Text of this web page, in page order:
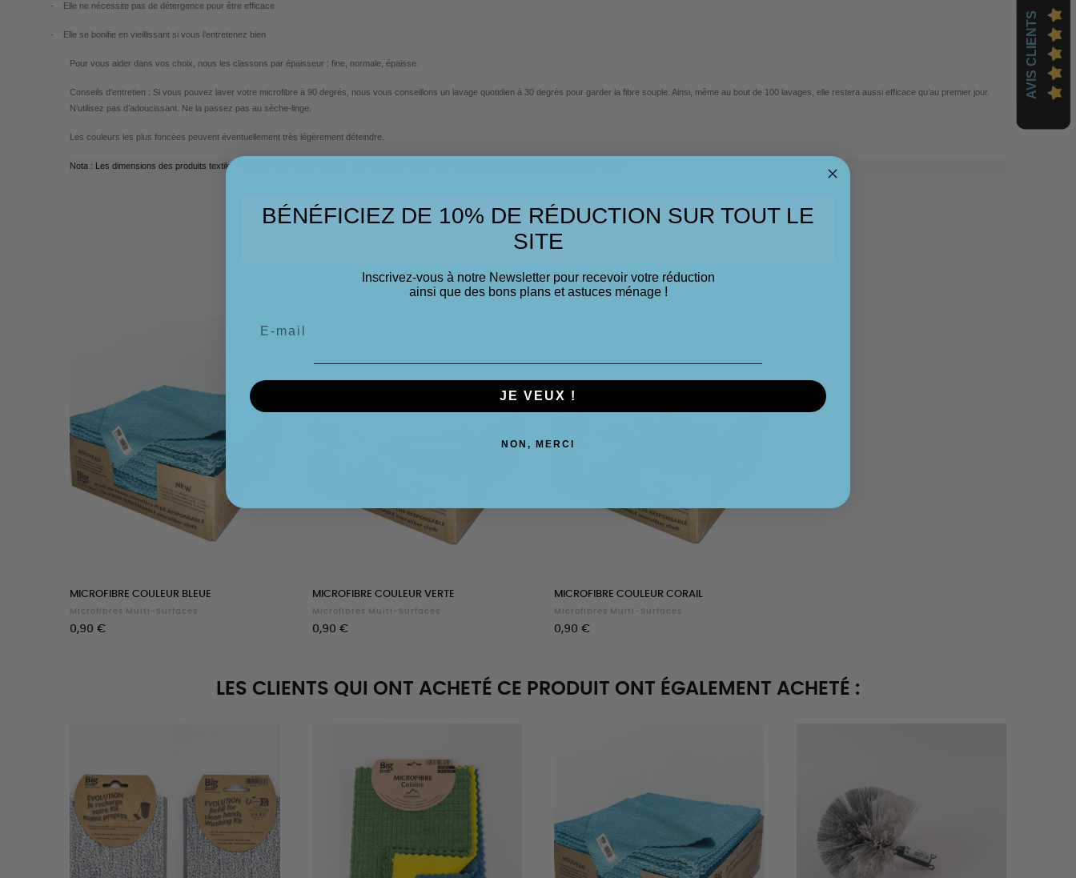
- Elle ne nécessite pas de détergence pour être efficace
- Elle se bonifie en vieillissant si vous l’entretenez bien
Pour vous aider dans vos choix, nous les classons par épaisseur : fine, normale, épaisse.
Conseils d’entretien : Si vous pouvez laver votre microfibre à 90 degrés, nous vous conseillons un lavage quotidien à 30 degrés pour garder la fibre souple. Ainsi, même au bout de 100 lavages, elle restera aussi efficace qu’au premier jour.
N’utilisez pas d’adoucissant. Ne la passez pas au sèche-linge.
Les couleurs les plus foncées peuvent éventuellement très légèrement déteindre.
Nota : Les dimensions des produits textiles sont données à titre indicatif. Elles peuvent légèrement varier compte tenu de la propriété des tissus.
Vous pourriez aussi aimer
MICROFIBRE COULEUR BLEUE
Microfibres Multi-Surfaces
Prix
0,90 €
MICROFIBRE COULEUR VERTE
Microfibres Multi-Surfaces
Prix
0,90 €
MICROFIBRE COULEUR CORAIL
Microfibres Multi-Surfaces
Prix
0,90 €
LES CLIENTS QUI ONT ACHETÉ CE PRODUIT ONT ÉGALEMENT ACHETÉ :
AVIS CLIENTS
BÉNÉFICIEZ DE 10% DE RÉDUCTION SUR TOUT LE
SITE
Inscrivez-vous à notre Newsletter pour recevoir votre réduction
ainsi que des bons plans et astuces ménage !
JE VEUX !
NON, MERCI